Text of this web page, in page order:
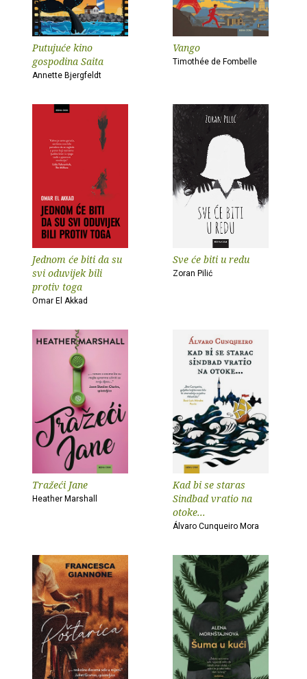
Putujuće kino
gospodina Saita
Annette Bjergfeldt
Vango
Timothée de Fombelle
Jednom će biti da su
svi oduvijek bili
protiv toga
Omar El Akkad
Sve će biti u redu
Zoran Pilić
Tražeći Jane
Heather Marshall
Kad bi se staras
Sindbad vratio na
otoke...
Álvaro Cunqueiro Mora